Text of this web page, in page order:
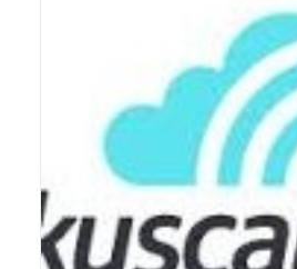
Wyszukiwanie